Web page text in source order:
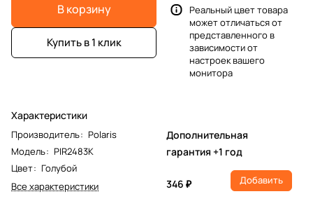
В корзину
Купить в 1 клик
Характеристики
Производитель: Polaris
Модель: PIR2483K
Цвет: Голубой
Все характеристики
Реальный цвет товара
может отличаться от
представленного в
зависимости от
настроек вашего
монитора
Дополнительная
гарантия +1 год
346 ₽ Добавить